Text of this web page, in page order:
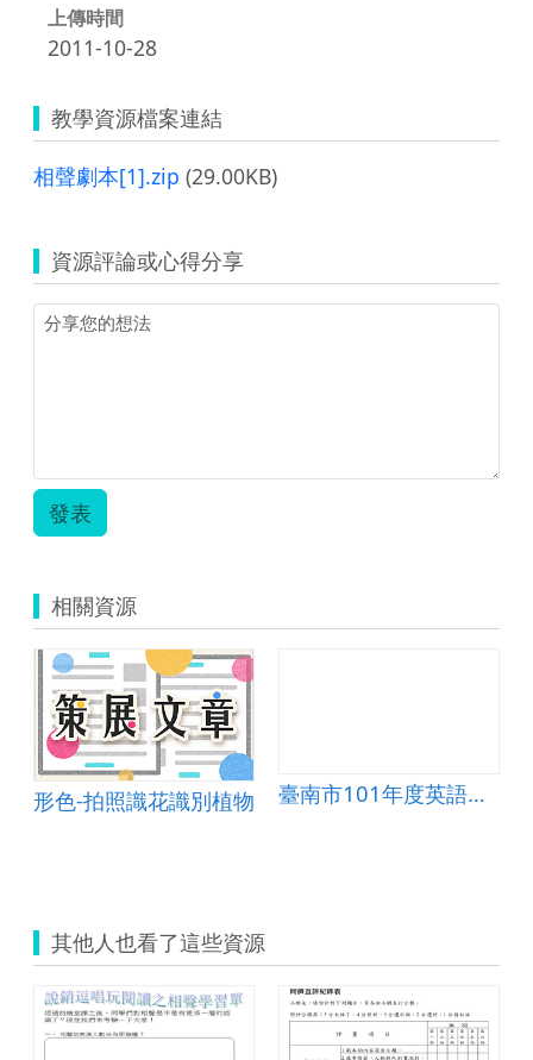
上傳時間
2011-10-28
教學資源檔案連結
相聲劇本[1].zip (29.00KB)
資源評論或心得分享
發表
相關資源
形色-拍照識花識別植物 臺南市101年度英語課程創意精進教學技巧示例甄選─環遊世界(Around the World)
其他人也看了這些資源